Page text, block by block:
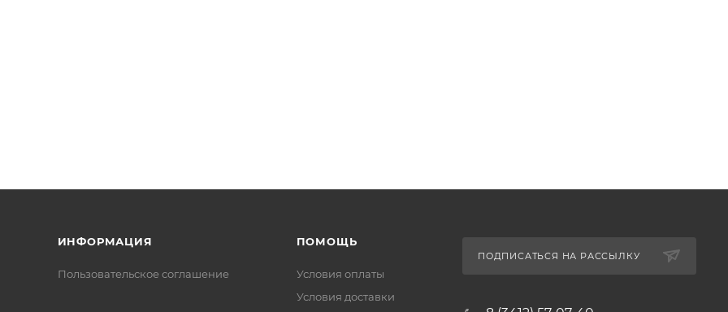
ИНФОРМАЦИЯ
Пользовательское соглашение
ПОМОЩЬ
Условия оплаты
Условия доставки
ПОДПИСАТЬСЯ НА РАССЫЛКУ